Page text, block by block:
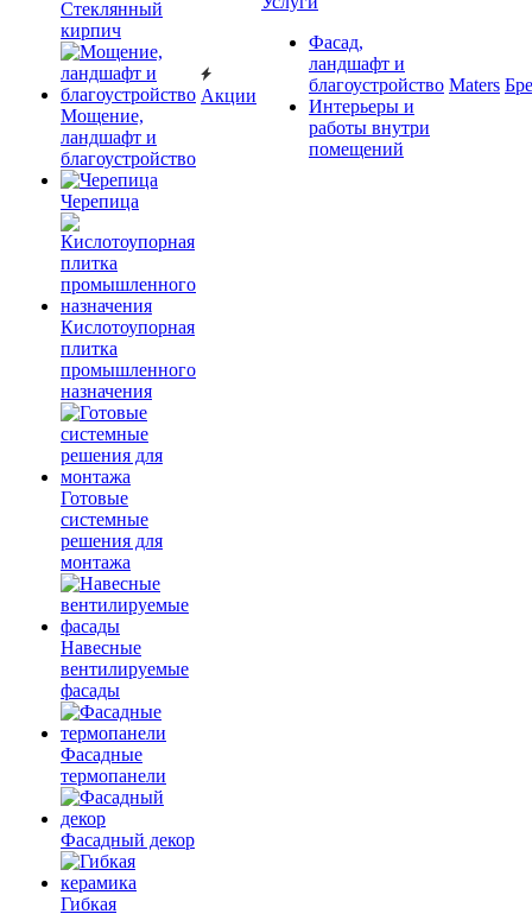
Cтеклянный
кирпич
Мощение,
ландшафт и
благоустройство
Черепица
Кислотоупорная
плитка
промышленного
назначения
Готовые
системные
решения для
монтажа
Навесные
вентилируемые
фасады
Фасадные
термопанели
Фасадный декор
Гибкая
Акции
Фасад,
ландшафт и
благоустройство
Интерьеры и
работы внутри
помещений
Maters